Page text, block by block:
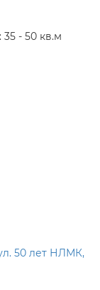
35 - 50 кв.м
50 лет НЛМК,